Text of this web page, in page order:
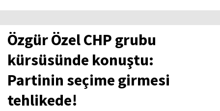
Özgür Özel CHP grubu
kürsüsünde konuştu:
Partinin seçime girmesi
tehlikede!